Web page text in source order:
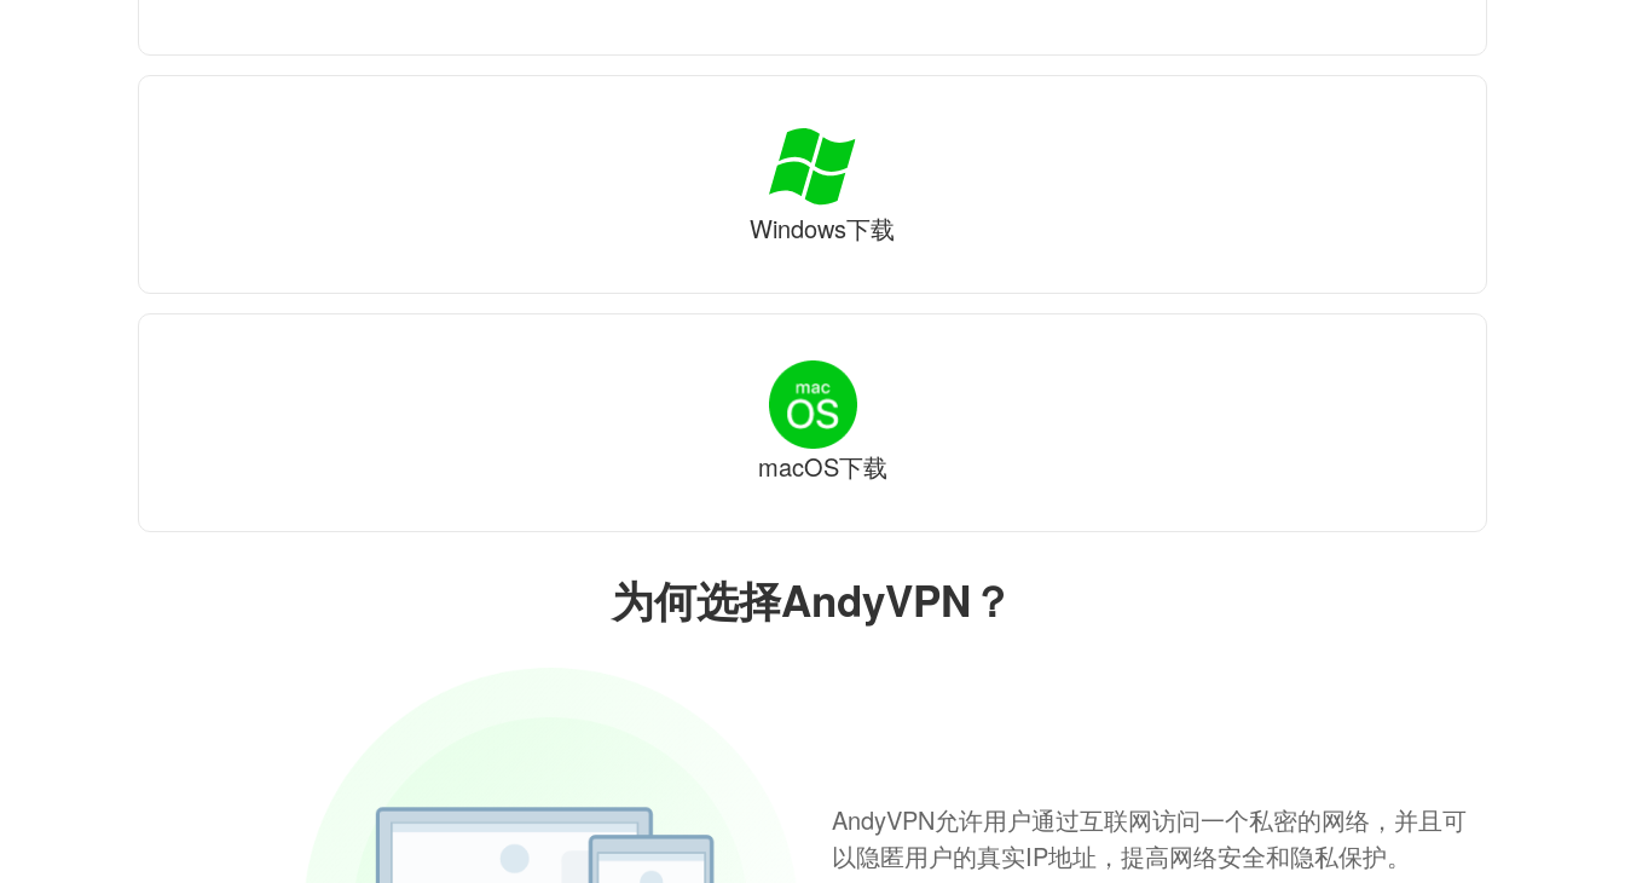
为何选择AndyVPN？
AndyVPN允许用户通过互联网访问一个私密的网络，并且可
以隐匿用户的真实IP地址，提高网络安全和隐私保护。
Windows下载
macOS下载